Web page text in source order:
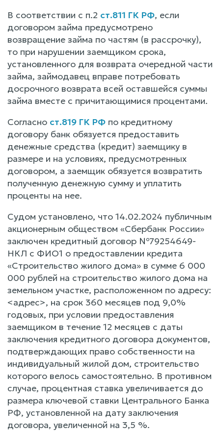
В соответствии с п.2 ст.811 ГК РФ, если
договором займа предусмотрено
возвращение займа по частям (в рассрочку),
то при нарушении заемщиком срока,
установленного для возврата очередной части
займа, займодавец вправе потребовать
досрочного возврата всей оставшейся суммы
займа вместе с причитающимися процентами.
Согласно ст.819 ГК РФ по кредитному
договору банк обязуется предоставить
денежные средства (кредит) заемщику в
размере и на условиях, предусмотренных
договором, а заемщик обязуется возвратить
полученную денежную сумму и уплатить
проценты на нее.
Судом установлено, что 14.02.2024 публичным
акционерным обществом «Сбербанк России»
заключен кредитный договор №79254649-
НКЛ с ФИО1 о предоставлении кредита
«Строительство жилого дома» в сумме 6 000
000 рублей на строительство жилого дома на
земельном участке, расположенном по адресу:
<адрес>, на срок 360 месяцев под 9,0%
годовых, при условии предоставления
заемщиком в течение 12 месяцев с даты
заключения кредитного договора документов,
подтверждающих право собственности на
индивидуальный жилой дом, строительство
которого велось самостоятельно. В противном
случае, процентная ставка увеличивается до
размера ключевой ставки Центрального Банка
РФ, установленной на дату заключения
договора, увеличенной на 3,5 %.